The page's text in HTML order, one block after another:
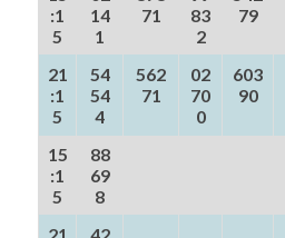
:1
5
14
1
71
83
2
79
21
:1
5
54
54
4
562
71
02
70
0
603
90
15
:1
5
88
69
8